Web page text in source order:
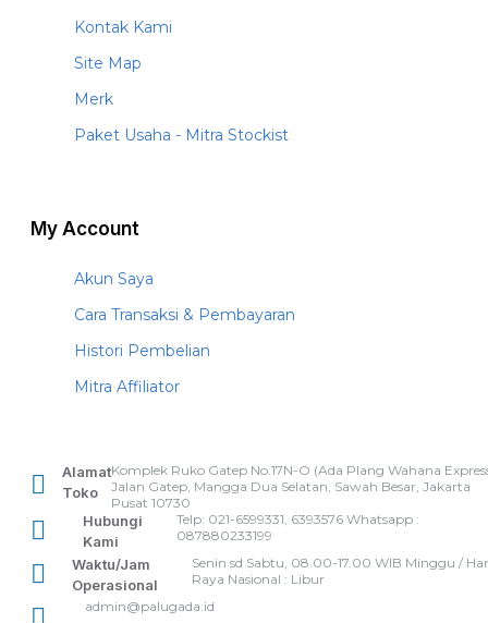
Kontak Kami
Site Map
Merk
Paket Usaha - Mitra Stockist
My Account
Akun Saya
Cara Transaksi & Pembayaran
Histori Pembelian
Mitra Affiliator
Alamat
Toko
Komplek Ruko Gatep No.17N-O (Ada Plang Wahana
Jalan Gatep, Mangga Dua Selatan, Sawah Besar, Jakarta
Pusat 10730
Hubungi
Kami
Telp: 021-6599331, 6393576 Whatsapp :
087880233199
Waktu/Jam
Operasional
Senin sd Sabtu, 08.00-17.00 WIB Minggu /
Raya Nasional : Libur
admin@palugada.id